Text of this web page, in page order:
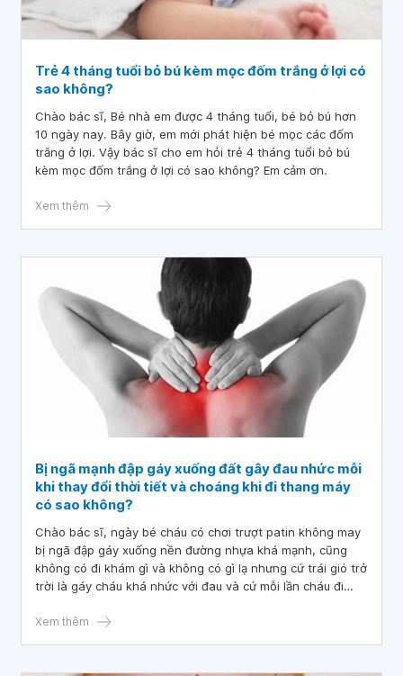
Trẻ 4 tháng tuổi bỏ bú kèm mọc đốm trắng ở lợi có
sao không?
Chào bác sĩ, Bé nhà em được 4 tháng tuổi, bé bỏ bú hơn
10 ngày nay. Bây giờ, em mới phát hiện bé mọc các đốm
trắng ở lợi. Vậy bác sĩ cho em hỏi trẻ 4 tháng tuổi bỏ bú
kèm mọc đốm trắng ở lợi có sao không? Em cảm ơn.
Xem thêm
Bị ngã mạnh đập gáy xuống đất gây đau nhức mỗi
khi thay đổi thời tiết và choáng khi đi thang máy
có sao không?
Chào bác sĩ, ngày bé cháu có chơi trượt patin không may
bị ngã đập gáy xuống nền đường nhựa khá mạnh, cũng
không có đi khám gì và không có gì lạ nhưng cứ trái gió trở
trời là gáy cháu khá nhức với đau và cứ mỗi lần cháu đi
là bị ngã mạnh đập gáy xuống đất gây đau nhức mỗi khi
Xem thêm